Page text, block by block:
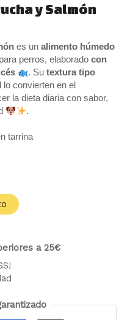
y Salmón
es unalimento húmedo
para perros, elaboradocon
. Sutextura tipo
convierten en el
la dieta diaria con sabor,
.
tarrina
a 25€